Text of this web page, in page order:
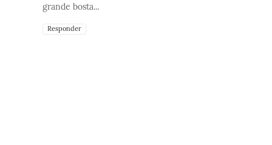
grande bosta...
Responder